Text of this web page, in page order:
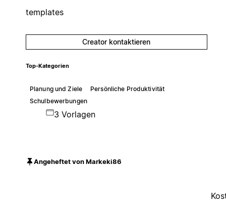
templates
Creator kontaktieren
Top-Kategorien
Planung und Ziele
Persönliche Produktivität
Schulbewerbungen
3 Vorlagen
Angeheftet von Markeki86